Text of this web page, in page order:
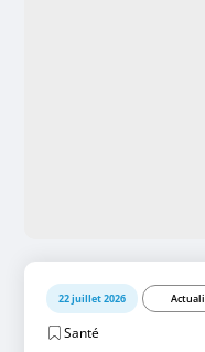
22 juillet 2026
Santé